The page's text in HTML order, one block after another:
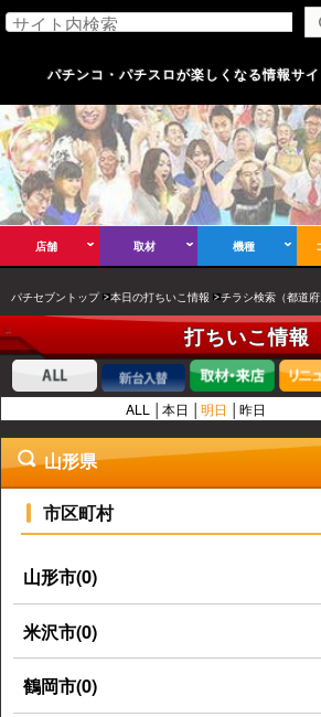
パチンコ・パチスロが楽しくなる情報サイ
店舗 取材 機種
パチセブントップ 本日の打ちいこ情報 チラシ検索（都道府
打ちいこ情報
ALL 本日 明日 昨日
山形県
市区町村
山形市(0)
米沢市(0)
鶴岡市(0)